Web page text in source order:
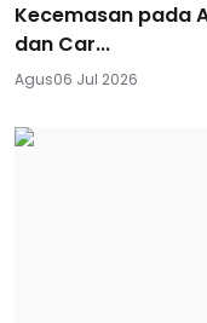
Kecemasan pada
dan Car...
Agus06 Jul 2026